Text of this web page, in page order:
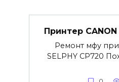
Принтер CANON
Ремонт мфу
SELPHY CP720